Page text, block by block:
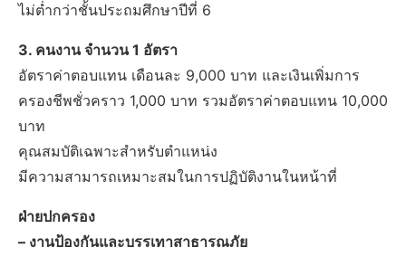
ไม่ต่ำกว่าชั้นประถมศึกษาปีที่ 6
3. คนงาน จำนวน 1 อัตรา
อัตราค่าตอบแทน เดือนละ 9,000 บาท และเงินเพิ่มการ
ครองชีพชั่วคราว 1,000 บาท รวมอัตราค่าตอบแทน 10,000
บาท
คุณสมบัติเฉพาะสำหรับตำแหน่ง
มีความสามารถเหมาะสมในการปฏิบัติงานในหน้าที่
ฝ่ายปกครอง
– งานป้องกันและบรรเทาสาธารณภัย